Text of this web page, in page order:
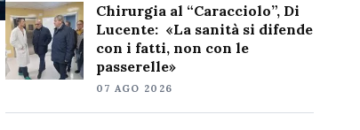
Chirurgia al “Caracciolo”, Di
Lucente: «La sanità si difende
con i fatti, non con le
passerelle»
07 AGO 2026